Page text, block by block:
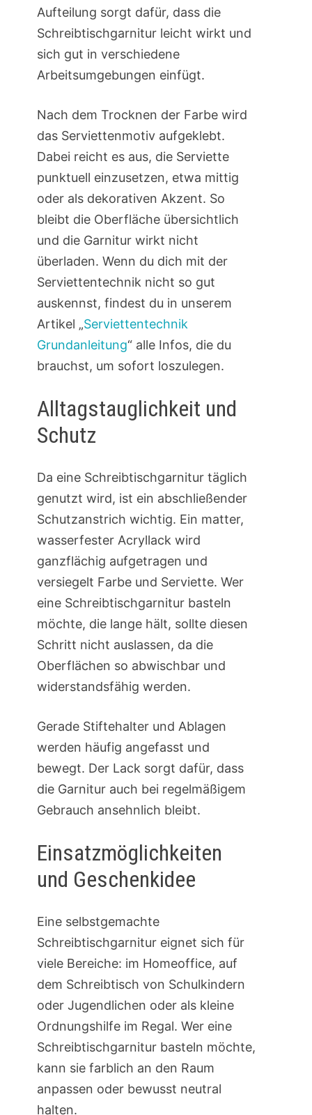
Aufteilung sorgt dafür, dass die
Schreibtischgarnitur leicht wirkt und
sich gut in verschiedene
Arbeitsumgebungen einfügt.
Nach dem Trocknen der Farbe wird
das Serviettenmotiv aufgeklebt.
Dabei reicht es aus, die Serviette
punktuell einzusetzen, etwa mittig
oder als dekorativen Akzent. So
bleibt die Oberfläche übersichtlich
und die Garnitur wirkt nicht
überladen. Wenn du dich mit der
Serviettentechnik nicht so gut
auskennst, findest du in unserem
Artikel „Serviettentechnik
Grundanleitung“ alle Infos, die du
brauchst, um sofort loszulegen.
Alltagstauglichkeit und
Schutz
Da eine Schreibtischgarnitur täglich
genutzt wird, ist ein abschließender
Schutzanstrich wichtig. Ein matter,
wasserfester Acryllack wird
ganzflächig aufgetragen und
versiegelt Farbe und Serviette. Wer
eine Schreibtischgarnitur basteln
möchte, die lange hält, sollte diesen
Schritt nicht auslassen, da die
Oberflächen so abwischbar und
widerstandsfähig werden.
Gerade Stiftehalter und Ablagen
werden häufig angefasst und
bewegt. Der Lack sorgt dafür, dass
die Garnitur auch bei regelmäßigem
Gebrauch ansehnlich bleibt.
Einsatzmöglichkeiten
und Geschenkidee
Eine selbstgemachte
Schreibtischgarnitur eignet sich für
viele Bereiche: im Homeoffice, auf
dem Schreibtisch von Schulkindern
oder Jugendlichen oder als kleine
Ordnungshilfe im Regal. Wer eine
Schreibtischgarnitur basteln möchte,
kann sie farblich an den Raum
anpassen oder bewusst neutral
halten.